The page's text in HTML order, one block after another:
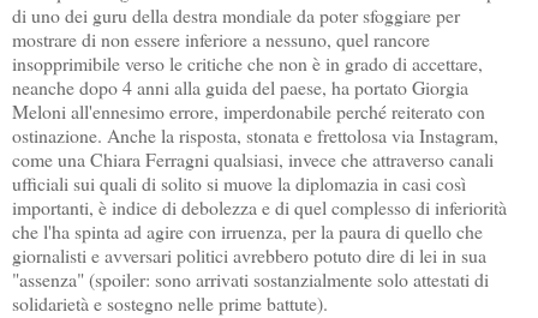
di uno dei guru della destra mondiale da poter sfoggiare per
mostrare di non essere inferiore a nessuno, quel rancore
insopprimibile verso le critiche che non è in grado di accettare,
neanche dopo 4 anni alla guida del paese, ha portato Giorgia
Meloni all'ennesimo errore, imperdonabile perché reiterato con
ostinazione. Anche la risposta, stonata e frettolosa via Instagram,
come una Chiara Ferragni qualsiasi, invece che attraverso canali
ufficiali sui quali di solito si muove la diplomazia in casi così
importanti, è indice di debolezza e di quel complesso di inferiorità
che l'ha spinta ad agire con irruenza, per la paura di quello che
giornalisti e avversari politici avrebbero potuto dire di lei in sua
"assenza" (spoiler: sono arrivati sostanzialmente solo attestati di
solidarietà e sostegno nelle prime battute).